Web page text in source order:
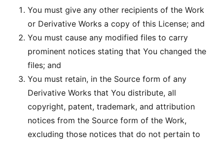
You must give any other recipients of the Work
or Derivative Works a copy of this License; and
You must cause any modified files to carry
prominent notices stating that You changed the
files; and
You must retain, in the Source form of any
Derivative Works that You distribute, all
copyright, patent, trademark, and attribution
notices from the Source form of the Work,
excluding those notices that do not pertain to